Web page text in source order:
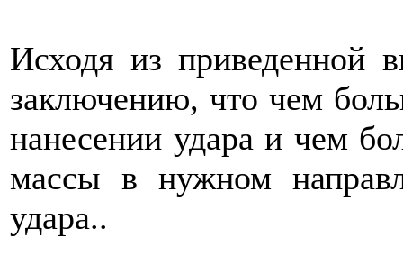
Исходя из приведенной
заключению, что чем
нанесении удара и чем
массы в нужном
удара..